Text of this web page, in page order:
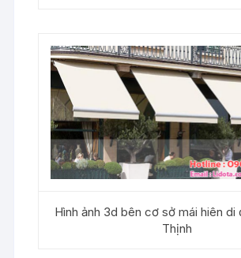
Hình ảnh 3d bên cơ sở mái hiên di
Thịnh